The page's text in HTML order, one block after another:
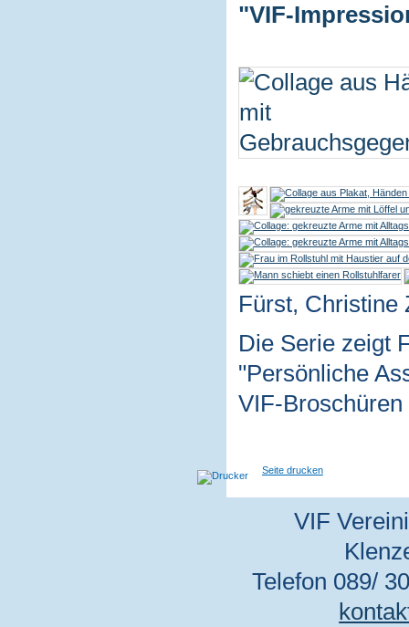
"VIF-
Fürst, Christine
Die Serie zeigt
"Persönliche
VIF-
Seite drucken
VIF
Telefon 089/